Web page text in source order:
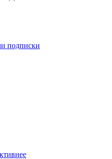
подписки